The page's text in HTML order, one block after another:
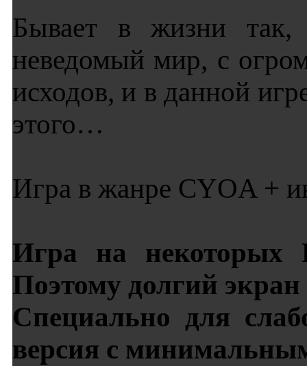
Бывает в жизни так,
неведомый мир, с
исходов, и в данной
этого…
Игра в жанре CYOA +
Игра на некоторых
Поэтому долгий экран
Специально для
версия с